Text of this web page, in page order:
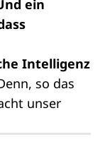
ein
Intelligenz
so das
unser